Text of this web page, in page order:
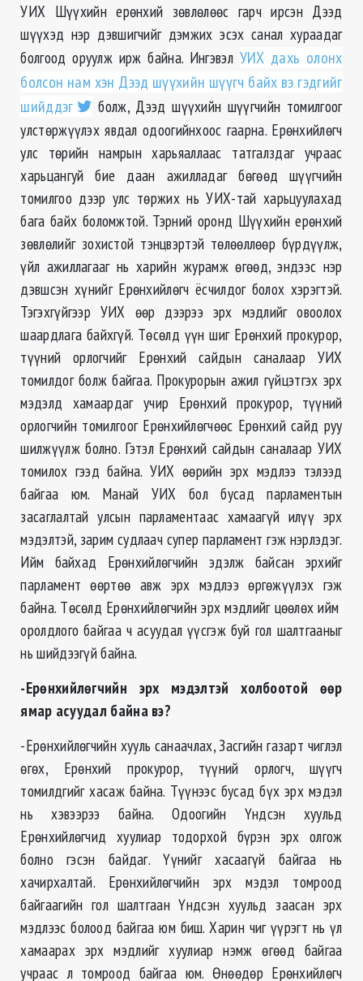
УИХ Шүүхийн ерөнхий зөвлөлөөс гарч ирсэн Дээд
шүүхэд нэр дэвшигчийг дэмжих эсэх санал хураадаг
болгоод оруулж ирж байна. Ингэвэл УИХ дахь олонх
болсон нам хэн Дээд шүүхийн шүүгч байх вэ гэдгийг
шийддэг
болж, Дээд шүүхийн шүүгчийн томилгоог
улстөржүүлэх явдал одоогийнхоос гаарна. Ерөнхийлөгч
улс төрийн намрын харьяаллаас татгалздаг учраас
харьцангуй бие даан ажилладаг бөгөөд шүүгчийн
томилгоо дээр улс төржих нь УИХ-тай харьцуулахад
бага байх боломжтой. Тэрний оронд Шүүхийн ерөнхий
зөвлөлийг зохистой тэнцвэртэй төлөөллөөр бүрдүүлж,
үйл ажиллагааг нь харийн журамж өгөөд, эндээс нэр
дэвшсэн хүнийг Ерөнхийлөгч ёсчилдог болох хэрэгтэй.
Тэгэхгүйгээр УИХ өөр дээрээ эрх мэдлийг овоолох
шаардлага байхгүй. Төсөлд үүн шиг Ерөнхий прокурор,
түүний орлогчийг Ерөнхий сайдын саналаар УИХ
томилдог болж байгаа. Прокурорын ажил гүйцэтгэх эрх
мэдэлд хамаардаг учир Ерөнхий прокурор, түүний
орлогчийн томилгоог Ерөнхийлөгчөөс Ерөнхий сайд руу
шилжүүлж болно. Гэтэл Ерөнхий сайдын саналаар УИХ
томилох гээд байна. УИХ өөрийн эрх мэдлээ тэлээд
байгаа юм. Манай УИХ бол бусад парламентын
засаглалтай улсын парламентаас хамаагүй илүү эрх
мэдэлтэй, зарим судлаач супер парламент гэж нэрлэдэг.
Ийм байхад Ерөнхийлөгчийн эдэлж байсан эрхийг
парламент өөртөө авж эрх мэдлээ өргөжүүлэх гэж
байна. Төсөлд Ерөнхийлөгчийн эрх мэдлийг цөөлөх ийм
оролдлого байгаа ч асуудал үүсгэж буй гол шалтгааныг
нь шийдээгүй байна.
-Ерөнхийлөгчийн эрх мэдэлтэй холбоотой өөр
ямар асуудал байна вэ?
-Ерөнхийлөгчийн хууль санаачлах, Засгийн газарт чиглэл
өгөх, Ерөнхий прокурор, түүний орлогч, шүүгч
томилдгийг хасаж байна. Түүнээс бусад бүх эрх мэдэл
нь хэвээрээ байна. Одоогийн Үндсэн хуульд
Ерөнхийлөгчид хуулиар тодорхой бүрэн эрх олгож
болно гэсэн байдаг. Үүнийг хасаагүй байгаа нь
хачирхалтай. Ерөнхийлөгчийн эрх мэдэл томроод
байгаагийн гол шалтгаан Үндсэн хуульд заасан эрх
мэдлээс болоод байгаа юм биш. Харин чиг үүрэгт нь үл
хамаарах эрх мэдлийг хуулиар нэмж өгөөд байгаа
учраас л томроод байгаа юм. Өнөөдөр Ерөнхийлөгч